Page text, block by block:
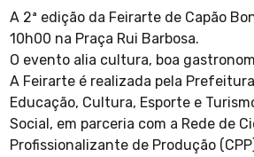
A 2ª edição da Feirarte de Capão
10h00 na Praça Rui Barbosa.
O evento alia cultura, boa
A Feirarte é realizada pela
Educação, Cultura, Esporte e
Social, em parceria com a Rede de
Profissionalizante de Produção